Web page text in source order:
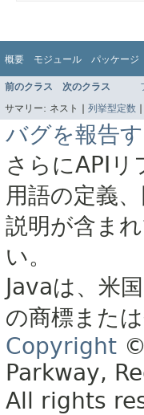
概要 モジュール パッケージ
前のクラス 次のクラス
サマリー: ネスト | 列挙型定数 |
バグを報告
さらにAPIリ
用語の定義
説明が含ま
い。
Javaは、米
の商標また
Copyright
Parkway,
All rights